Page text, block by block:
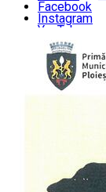
Facebook
Instagram
YouTube
împreună!